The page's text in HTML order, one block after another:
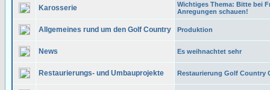
Karosserie
Wichtiges Thema: Bitte bei
Anregungen schauen!
Allgemeines rund um den Golf Country Produktion
News Es weihnachtet sehr
Restaurierungs- und Umbauprojekte Restaurierung Golf Country